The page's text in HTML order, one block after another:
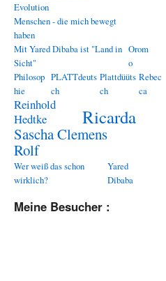
Evolution
Menschen - die mich bewegt
haben
Mit Yared Dibaba ist "Land in
Sicht"
Orom
o
Philosop
hie
PLATTdeuts
ch
Plattdüüts
ch
Rebec
ca
Reinhold
Hedtke
Ricarda
Sascha Clemens
Rolf
Wer weiß das schon
wirklich?
Yared
Dibaba
Meine Besucher :